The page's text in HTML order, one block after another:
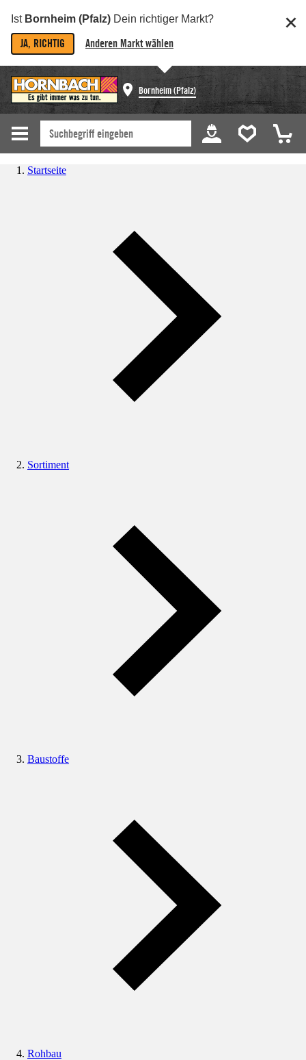
Ist Bornheim (Pfalz) Dein richtiger Markt?
JA, RICHTIG Anderen Markt wählen
Bornheim (Pfalz)
Startseite
Sortiment
Baustoffe
Rohbau